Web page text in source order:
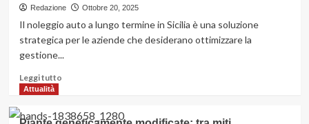
sono
palliative
e
Redazione Ottobre 20, 2025
Il noleggio auto a lungo termine in Sicilia è una soluzione
strategica per le aziende che desiderano ottimizzare la
gestione...
Leggi tuttoLeggi
su
Attualità